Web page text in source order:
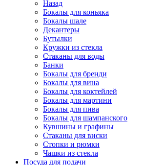
Назад
Бокалы для коньяка
Бокалы шале
Декантеры
Бутылки
Кружки из стекла
Стаканы для воды
Банки
Бокалы для бренди
Бокалы для вина
Бокалы для коктейлей
Бокалы для мартини
Бокалы для пива
Бокалы для шампанского
Кувшины и графины
Стаканы для виски
Стопки и рюмки
Чашки из стекла
Посуда для подачи